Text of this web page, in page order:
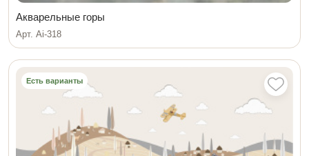
Акварельные горы
Арт. Ai-318
Есть варианты